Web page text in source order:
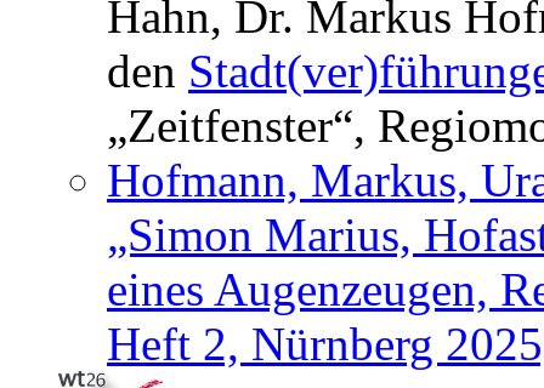
Hahn, Dr. Markus
den
„Zeitfenster“,
Hofmann, Markus,
„Simon Marius,
eines Augenzeugen,
Heft 2, Nürnberg